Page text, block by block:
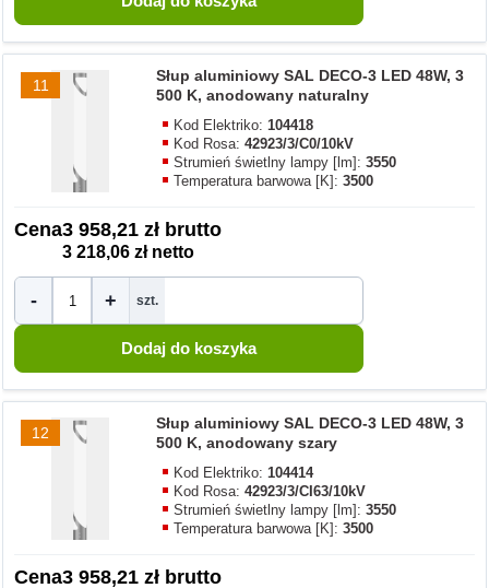
11
Słup aluminiowy SAL DECO-3 LED 48W, 3
500 K, anodowany naturalny
Kod Elektriko:104418
Kod Rosa:42923/3/C0/10kV
Strumień świetlny lampy [lm]:3550
Temperatura barwowa [K]:3500
Cena3 958,21 zł brutto
3 218,06 zł netto
- + szt.
12
Słup aluminiowy SAL DECO-3 LED 48W, 3
500 K, anodowany szary
Kod Elektriko:104414
Kod Rosa:42923/3/CI63/10kV
Strumień świetlny lampy [lm]:3550
Temperatura barwowa [K]:3500
Cena3 958,21 zł brutto